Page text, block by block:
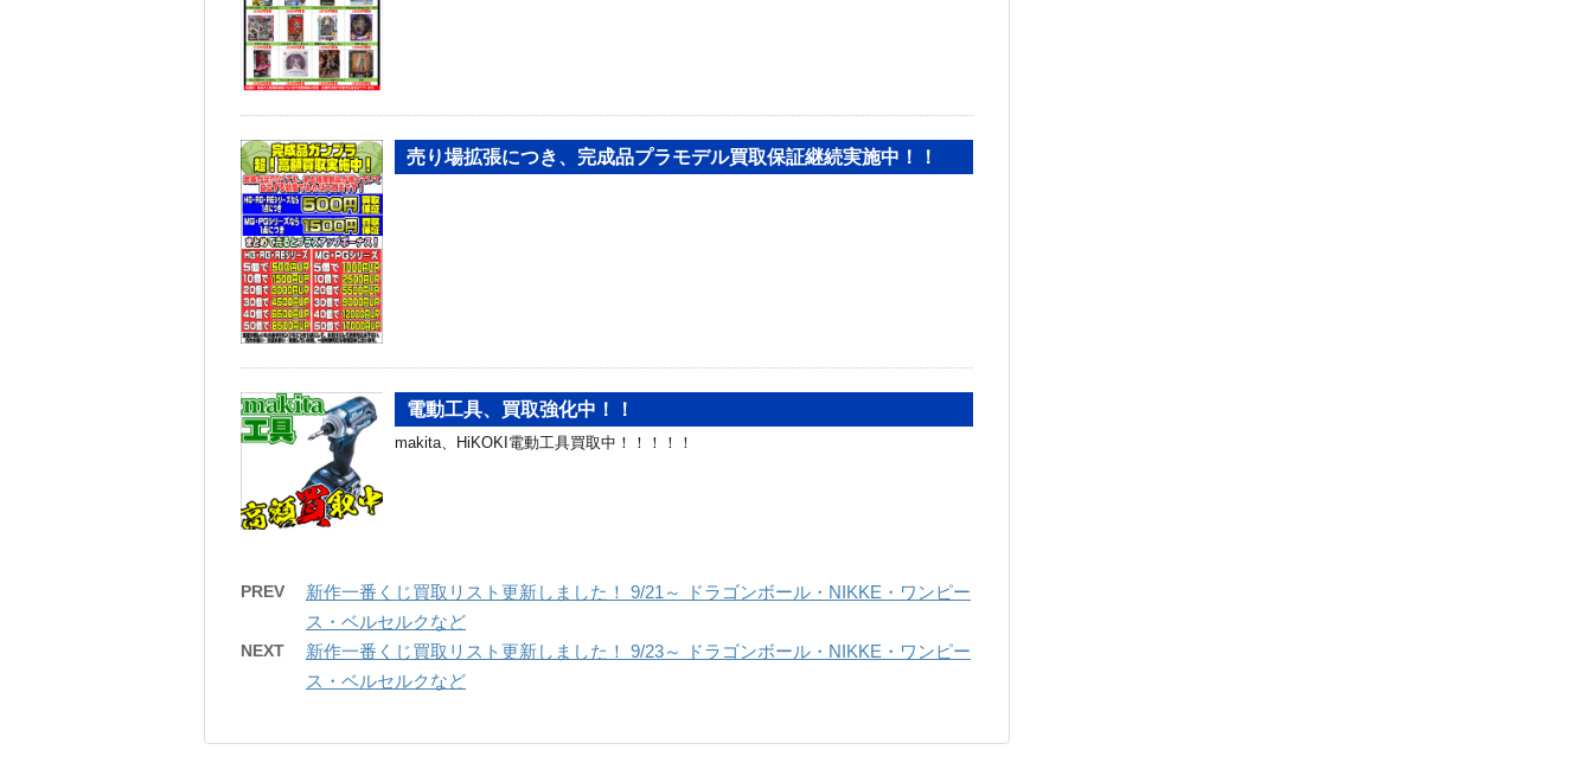
売り場拡張につき、完成品プラモデル買取保証継続実施中！！
電動工具、買取強化中！！
makita、HiKOKI電動工具買取中！！！！！
PREV
新作一番くじ買取リスト更新しました！ 9/21～ ドラゴンボール・NIKKE・ワンピー
ス・ベルセルクなど
NEXT
新作一番くじ買取リスト更新しました！ 9/23～ ドラゴンボール・NIKKE・ワンピー
ス・ベルセルクなど